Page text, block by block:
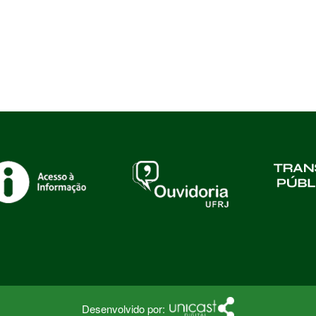
Desenvolvido por: